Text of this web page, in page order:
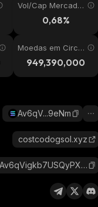
Vol/Cap Mercado
0,68%
Moedas em Circul
ação
949,390,000
Av6qV...9eNm
costcodogsol.xyz
Av6qVigkb7USQyPXJkUvAEm4f599WTRvd75PUWBA9eNm_solana